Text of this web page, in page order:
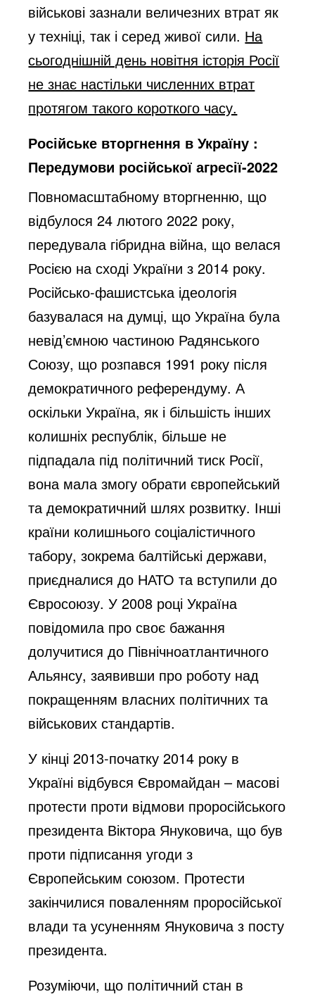
військові зазнали величезних втрат як
у техніці, так і серед живої сили. На
сьогоднішній день новітня історія Росії
не знає настільки численних втрат
протягом такого короткого часу.
Російське вторгнення в Україну :
Передумови російської агресії-2022
Повномасштабному вторгненню, що
відбулося 24 лютого 2022 року,
передувала гібридна війна, що велася
Росією на сході України з 2014 року.
Російсько-фашистська ідеологія
базувалася на думці, що Україна була
невід’ємною частиною Радянського
Союзу, що розпався 1991 року після
демократичного референдуму. А
оскільки Україна, як і більшість інших
колишніх республік, більше не
підпадала під політичний тиск Росії,
вона мала змогу обрати європейський
та демократичний шлях розвитку. Інші
країни колишнього соціалістичного
табору, зокрема балтійські держави,
приєдналися до НАТО та вступили до
Євросоюзу. У 2008 році Україна
повідомила про своє бажання
долучитися до Північноатлантичного
Альянсу, заявивши про роботу над
покращенням власних політичних та
військових стандартів.
У кінці 2013-початку 2014 року в
Україні відбувся Євромайдан – масові
протести проти відмови проросійського
президента Віктора Януковича, що був
проти підписання угоди з
Європейським союзом. Протести
закінчилися поваленням проросійської
влади та усуненням Януковича з посту
президента.
Розуміючи, що політичний стан в